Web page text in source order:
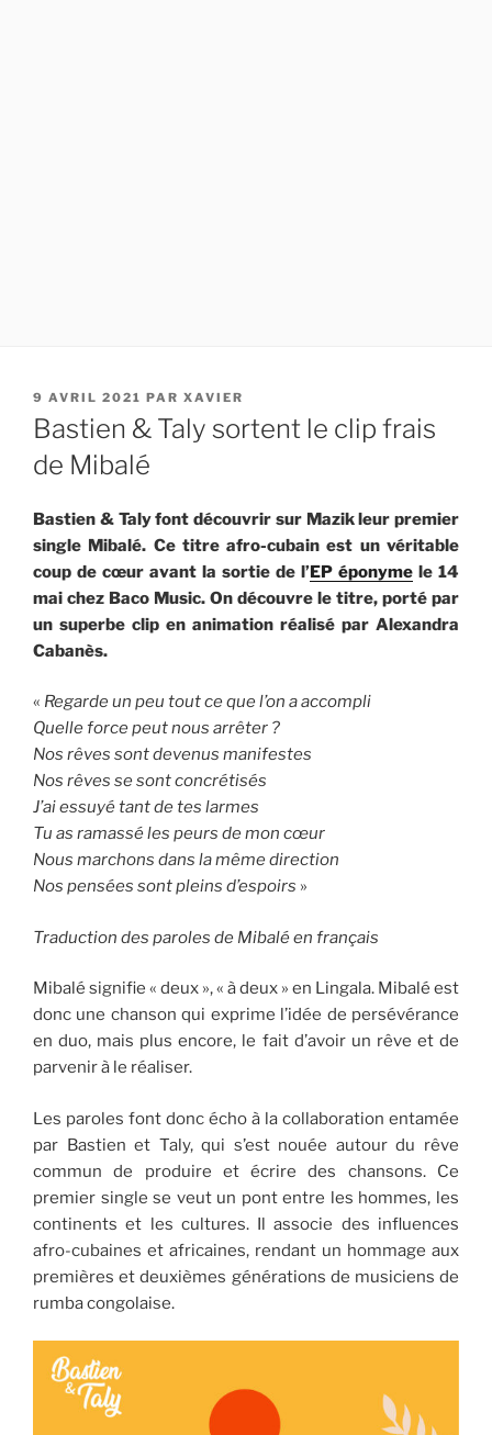
PUBLIÉ
LE
9 AVRIL 2021 PAR XAVIER
Bastien & Taly sortent le clip frais
de Mibalé
Bastien & Taly font découvrir sur Mazik leur premier
single Mibalé. Ce titre afro-cubain est un véritable
coup de cœur avant la sortie de l’EP éponyme le 14
mai chez Baco Music. On découvre le titre, porté par
un superbe clip en animation réalisé par Alexandra
Cabanès.
« Regarde un peu tout ce que l’on a accompli
Quelle force peut nous arrêter ?
Nos rêves sont devenus manifestes
Nos rêves se sont concrétisés
J’ai essuyé tant de tes larmes
Tu as ramassé les peurs de mon cœur
Nous marchons dans la même direction
Nos pensées sont pleins d’espoirs »
Traduction des paroles de Mibalé en français
Mibalé signifie « deux », « à deux » en Lingala. Mibalé est
donc une chanson qui exprime l’idée de persévérance
en duo, mais plus encore, le fait d’avoir un rêve et de
parvenir à le réaliser.
Les paroles font donc écho à la collaboration entamée
par Bastien et Taly, qui s’est nouée autour du rêve
commun de produire et écrire des chansons. Ce
premier single se veut un pont entre les hommes, les
continents et les cultures. Il associe des influences
afro-cubaines et africaines, rendant un hommage aux
premières et deuxièmes générations de musiciens de
rumba congolaise.